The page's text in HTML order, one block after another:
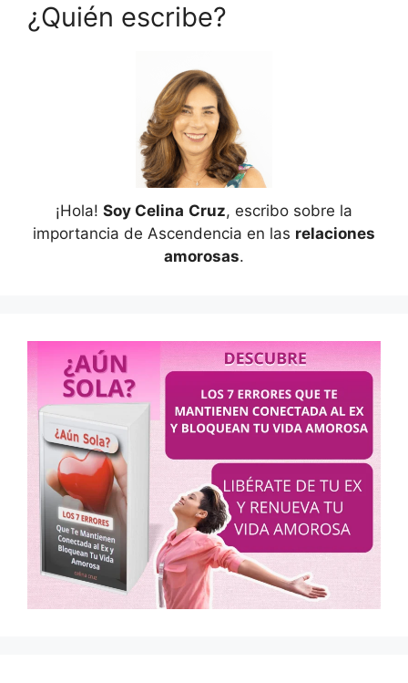
¿Quién escribe?
¡Hola! Soy Celina Cruz, escribo sobre la
importancia de Ascendencia en las relaciones
amorosas.